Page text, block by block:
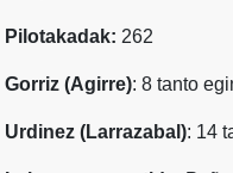
Pilotakadak: 262
Gorriz (Agirre): 8 tanto
Urdinez (Larrazabal): 14